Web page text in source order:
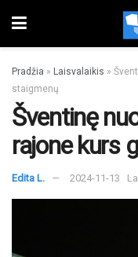
Pradžia » Laisvalaikis »
staigmenų
Šventinę
rajone kurs
Edita L. 2024-11-13